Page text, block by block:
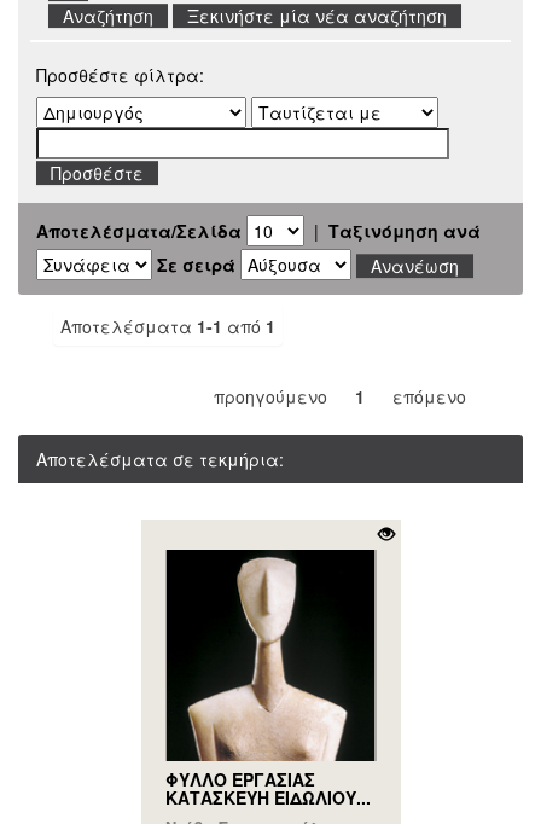
Ξεκινήστε μία νέα αναζήτηση
Προσθέστε φίλτρα:
Αποτελέσματα/Σελίδα | Ταξινόμηση ανά
Σε σειρά
Αποτελέσματα 1-1 από 1
προηγούμενο 1 επόμενο
Αποτελέσματα σε τεκμήρια:
ΦΥΛΛΟ ΕΡΓΑΣΙΑΣ
ΚΑΤΑΣΚΕΥΗ ΕΙΔΩΛΙΟΥ...